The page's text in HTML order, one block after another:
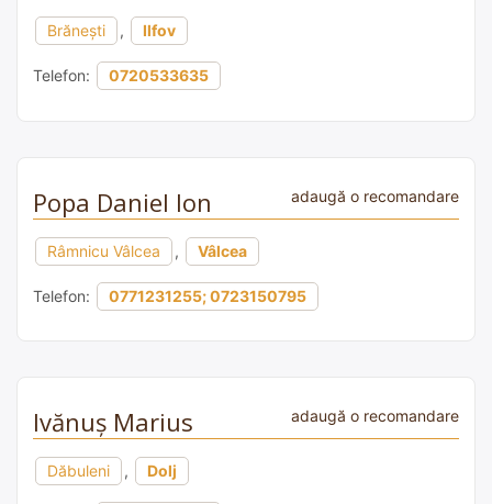
Brănești , Ilfov
Telefon: 0720533635
Popa Daniel Ion adaugă o recomandare
Râmnicu Vâlcea , Vâlcea
Telefon: 0771231255; 0723150795
Ivănuș Marius adaugă o recomandare
Dăbuleni , Dolj